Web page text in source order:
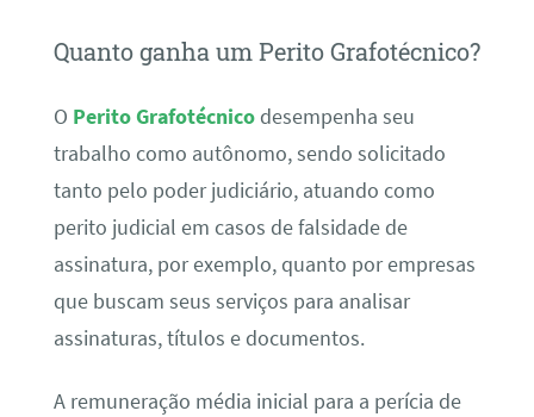
Quanto ganha um Perito Grafotécnico?
O Perito Grafotécnicodesempenha seu
trabalho como autônomo, sendo solicitado
tanto pelo poder judiciário, atuando como
perito judicial em casos de falsidade de
assinatura, por exemplo, quanto por empresas
que buscam seus serviços para analisar
assinaturas, títulos e documentos.
A remuneração média inicial para a perícia de